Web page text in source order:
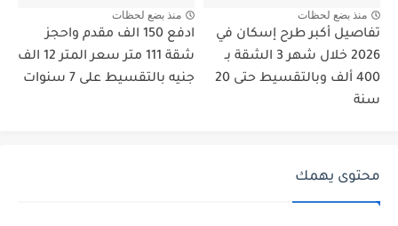
منذ بضع لحظات
تفاصيل أكبر طرح إسكان في
2026 خلال شهر 3 الشقة بـ
400 ألف وبالتقسيط حتى 20
سنة
منذ بضع لحظات
ادفع 150 الف مقدم واحجز
شقة 111 متر سعر المتر 12 الف
جنيه بالتقسيط على 7 سنوات
محتوى يهمك